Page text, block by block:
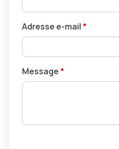
Adresse e-mail *
Message *